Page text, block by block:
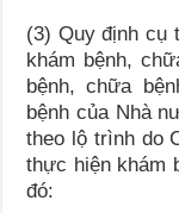
(3) Quy định cụ
khám bệnh,
bệnh, chữa
bệnh của Nhà
theo lộ trình do
thực hiện khám
đó: